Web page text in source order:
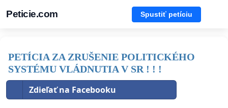
Peticie.com Spustiť petíciu
PETÍCIA ZA ZRUŠENIE POLITICKÉHO
SYSTÉMU VLÁDNUTIA V SR ! ! !
Zdieľať na Facebooku